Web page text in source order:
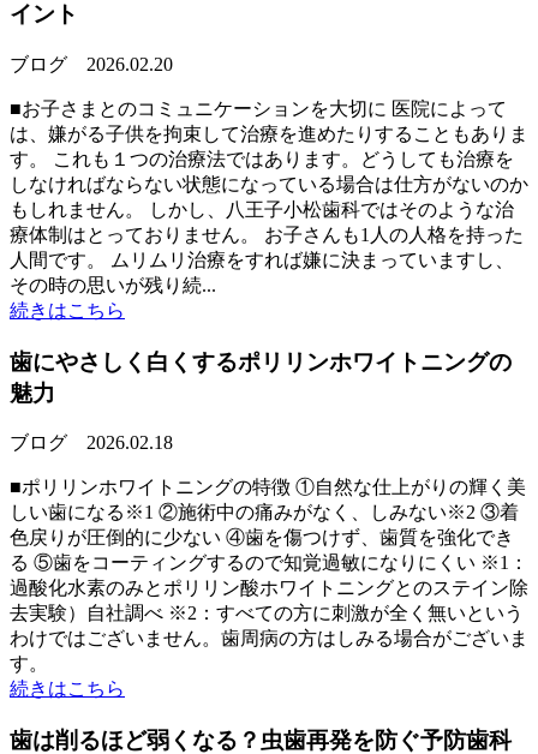
イント
ブログ 2026.02.20
■お子さまとのコミュニケーションを大切に 医院によって
は、嫌がる子供を拘束して治療を進めたりすることもありま
す。 これも１つの治療法ではあります。どうしても治療を
しなければならない状態になっている場合は仕方がないのか
もしれません。 しかし、八王子小松歯科ではそのような治
療体制はとっておりません。 お子さんも1人の人格を持った
人間です。 ムリムリ治療をすれば嫌に決まっていますし、
その時の思いが残り続...
続きはこちら
歯にやさしく白くするポリリンホワイトニングの
魅力
ブログ 2026.02.18
■ポリリンホワイトニングの特徴 ①自然な仕上がりの輝く美
しい歯になる※1 ②施術中の痛みがなく、しみない※2 ③着
色戻りが圧倒的に少ない ④歯を傷つけず、歯質を強化でき
る ⑤歯をコーティングするので知覚過敏になりにくい ※1：
過酸化水素のみとポリリン酸ホワイトニングとのステイン除
去実験）自社調べ ※2：すべての方に刺激が全く無いという
わけではございません。歯周病の方はしみる場合がございま
す。
続きはこちら
歯は削るほど弱くなる？虫歯再発を防ぐ予防歯科